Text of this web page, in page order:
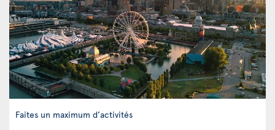
Faites un maximum d’activités